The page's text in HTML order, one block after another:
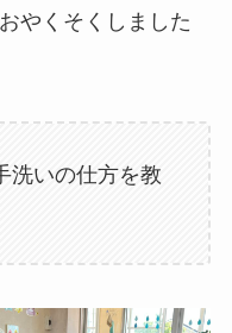
やくそくしました
洗いの仕方を教